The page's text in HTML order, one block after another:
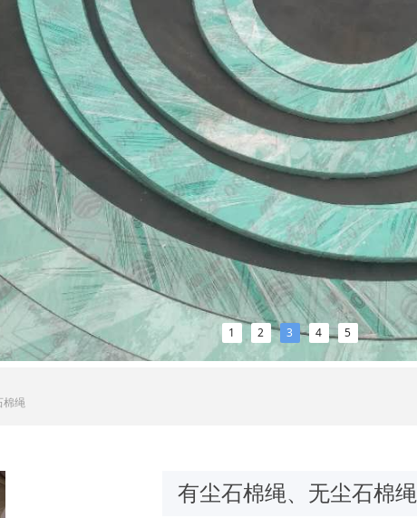
1 2 3 4 5
棉绳
有尘石棉绳、无尘石棉绳